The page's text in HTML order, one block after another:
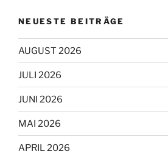
NEUESTE BEITRÄGE
AUGUST 2026
JULI 2026
JUNI 2026
MAI 2026
APRIL 2026